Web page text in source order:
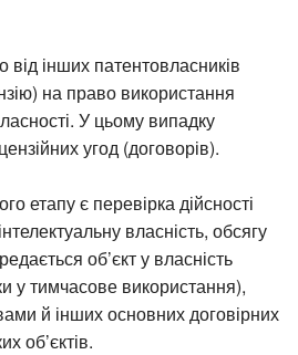
інших патентовласників
на право використання
У цьому випадку
угод (договорів).
етапу є перевірка дійсності
власність, обсягу
об’єкт у власність
у тимчасове використання),
й інших основних договірних
об’єктів.